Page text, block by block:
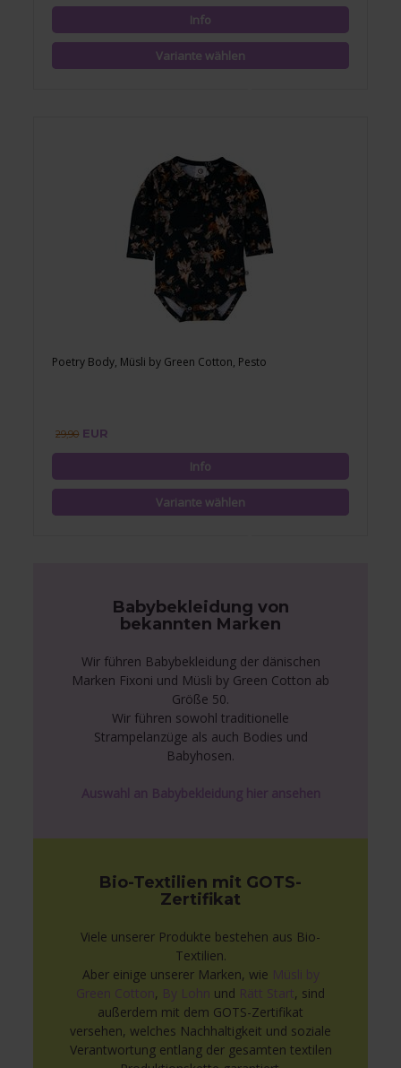
Poetry Body, Müsli by Green Cotton, Pesto
29,90 EUR
Babybekleidung von
bekannten Marken
Wir führen Babybekleidung der dänischen
Marken Fixoni und Müsli by Green Cotton ab
Größe 50.
Wir führen sowohl traditionelle
Strampelanzüge als auch Bodies und
Babyhosen.
Auswahl an Babybekleidung hier ansehen
Bio-Textilien mit GOTS-
Zertifikat
Viele unserer Produkte bestehen aus Bio-
Textilien.
Aber einige unserer Marken, wie Müsli by
Green Cotton, By Lohn und Rätt Start, sind
außerdem mit dem GOTS-Zertifikat
versehen, welches Nachhaltigkeit und soziale
Verantwortung entlang der gesamten textilen